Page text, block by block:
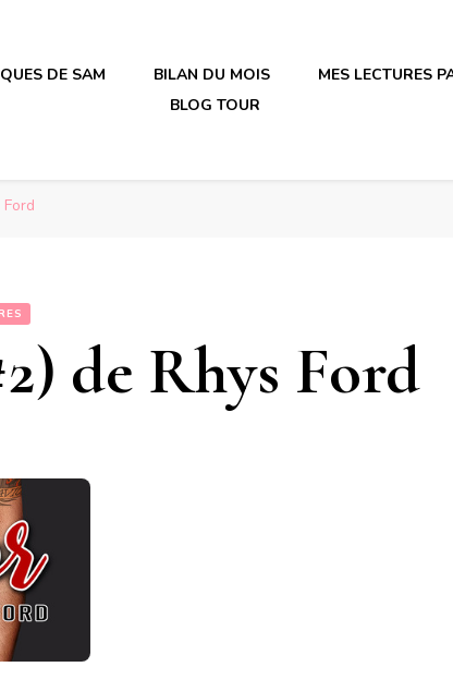
en plastique
DE SAM BILAN DU MOIS
MES LECTURES
BLOG TOUR
de Rhys Ford